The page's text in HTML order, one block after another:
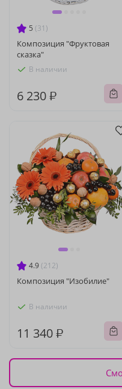
5 (31)
Композиция "Фруктовая
сказка"
В наличии
6 230 ₽
4.9 (212)
Композиция "Изобилие"
В наличии
11 340 ₽